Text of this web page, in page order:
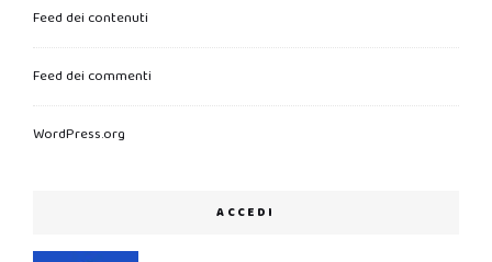
Feed dei contenuti
Feed dei commenti
WordPress.org
ACCEDI